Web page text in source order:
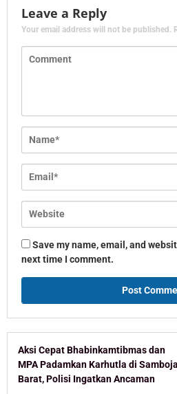
Leave a Reply
Your email address will not be published.
Save my name, email, and
next time I comment.
Aksi Cepat Bhabinkamtibmas dan
MPA Padamkan Karhutla di Samboja
Barat, Polisi Ingatkan Ancaman